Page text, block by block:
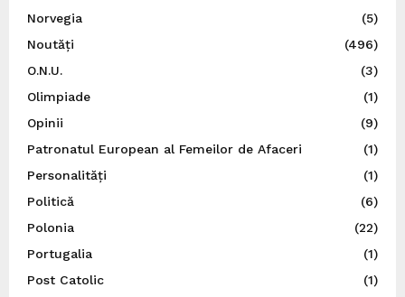
Norvegia
(5)
Noutăți
(496)
O.N.U.
(3)
Olimpiade
(1)
Opinii
(9)
Patronatul European al Femeilor de Afaceri
(1)
Personalități
(1)
Politică
(6)
Polonia
(22)
Portugalia
(1)
Post Catolic
(1)